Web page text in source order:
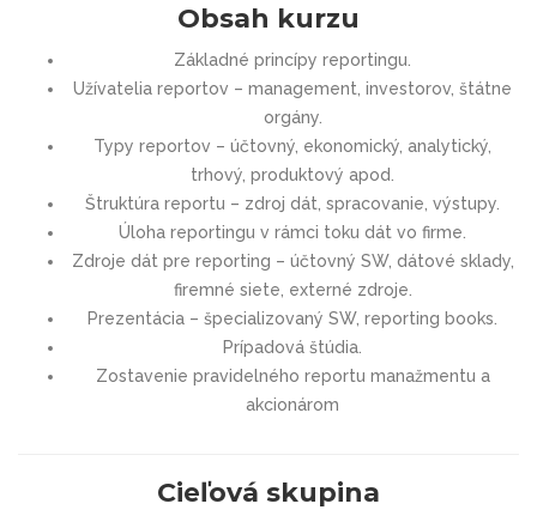
Obsah kurzu
Základné princípy reportingu.
Užívatelia reportov – management, investorov, štátne
orgány.
Typy reportov – účtovný, ekonomický, analytický,
trhový, produktový apod.
Štruktúra reportu – zdroj dát, spracovanie, výstupy.
Úloha reportingu v rámci toku dát vo firme.
Zdroje dát pre reporting – účtovný SW, dátové sklady,
firemné siete, externé zdroje.
Prezentácia – špecializovaný SW, reporting books.
Prípadová štúdia.
Zostavenie pravidelného reportu manažmentu a
akcionárom
Cieľová skupina